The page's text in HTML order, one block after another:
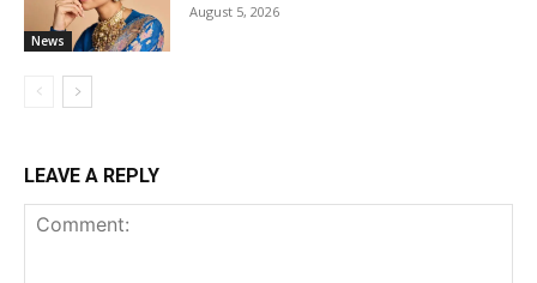
News
August 5, 2026
LEAVE A REPLY